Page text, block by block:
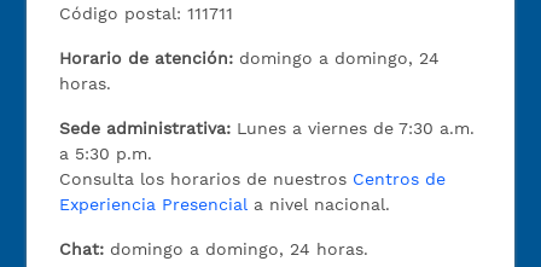
Código postal: 111711
Horario de atención: domingo a domingo, 24
horas.
Sede administrativa: Lunes a viernes de 7:30 a.m.
a 5:30 p.m.
Consulta los horarios de nuestros Centros de
Experiencia Presencial a nivel nacional.
Chat: domingo a domingo, 24 horas.